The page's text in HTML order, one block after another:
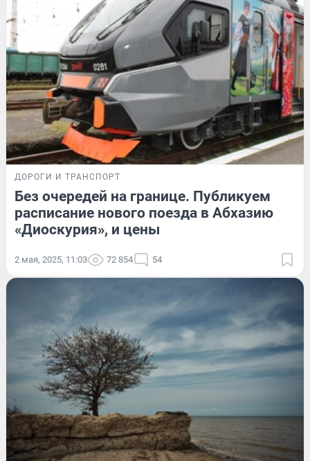
ДОРОГИ И ТРАНСПОРТ
Без очередей на границе. Публикуем
расписание нового поезда в Абхазию
«Диоскурия», и цены
2 мая, 2025, 11:03 72 854 54